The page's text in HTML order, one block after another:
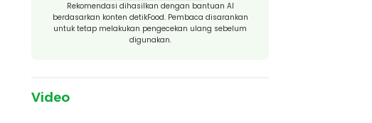
Rekomendasi dihasilkan dengan bantuan AI
berdasarkan konten detikFood. Pembaca disarankan
untuk tetap melakukan pengecekan ulang sebelum
digunakan.
Video